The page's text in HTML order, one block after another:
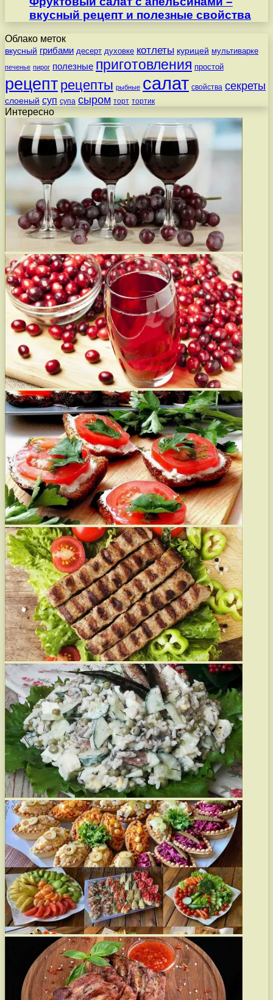
вкусный рецепт и полезные свойства
Облако меток
вкусный грибами десерт духовке котлеты курицей мультиварке
печенье пирог полезные приготовления простой
рецепт рецепты рыбные салат свойства секреты
слоеный суп супа сыром торт тортик
Интересно